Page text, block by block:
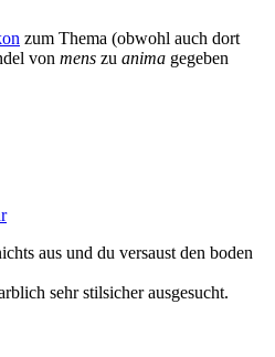
zum Thema (obwohl auch dort
von mens zu anima gegeben
aus und du versaust den boden
sehr stilsicher ausgesucht.